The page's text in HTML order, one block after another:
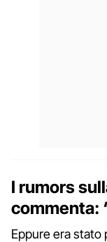
I rumors
commenta:
Eppure era stato